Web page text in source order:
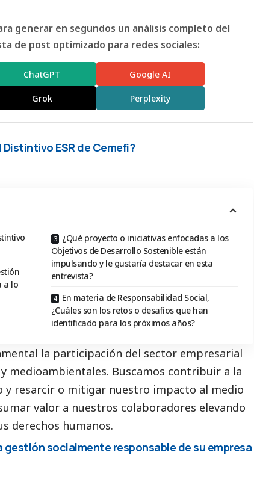
generar en segundos un análisis completo del
de post optimizado para redes sociales:
ChatGPT Google AI
Grok Perplexity
ESR de Cemefi?
a lo
¿Qué proyecto o iniciativas enfocadas a los
Objetivos de Desarrollo Sostenible están
impulsando y le gustaría destacar en esta
entrevista?
En materia de Responsabilidad Social,
¿Cuáles son los retos o desafíos que han
identificado para los próximos años?
la participación del sector empresarial
medioambientales. Buscamos contribuir a la
y resarcir o mitigar nuestro impacto al medio
valor a nuestros colaboradores elevando
derechos humanos.
socialmente responsable de su empresa